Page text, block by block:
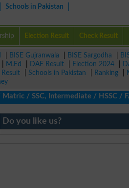
Schools in Pakistan
Election Result Check Result
BISE Gujranwala BISE Sargodha
M.Ed DAE Result Election 2024
Result Schools in Pakistan Ranking
/ SSC, Intermediate / HSSC / FA
Do you like us?